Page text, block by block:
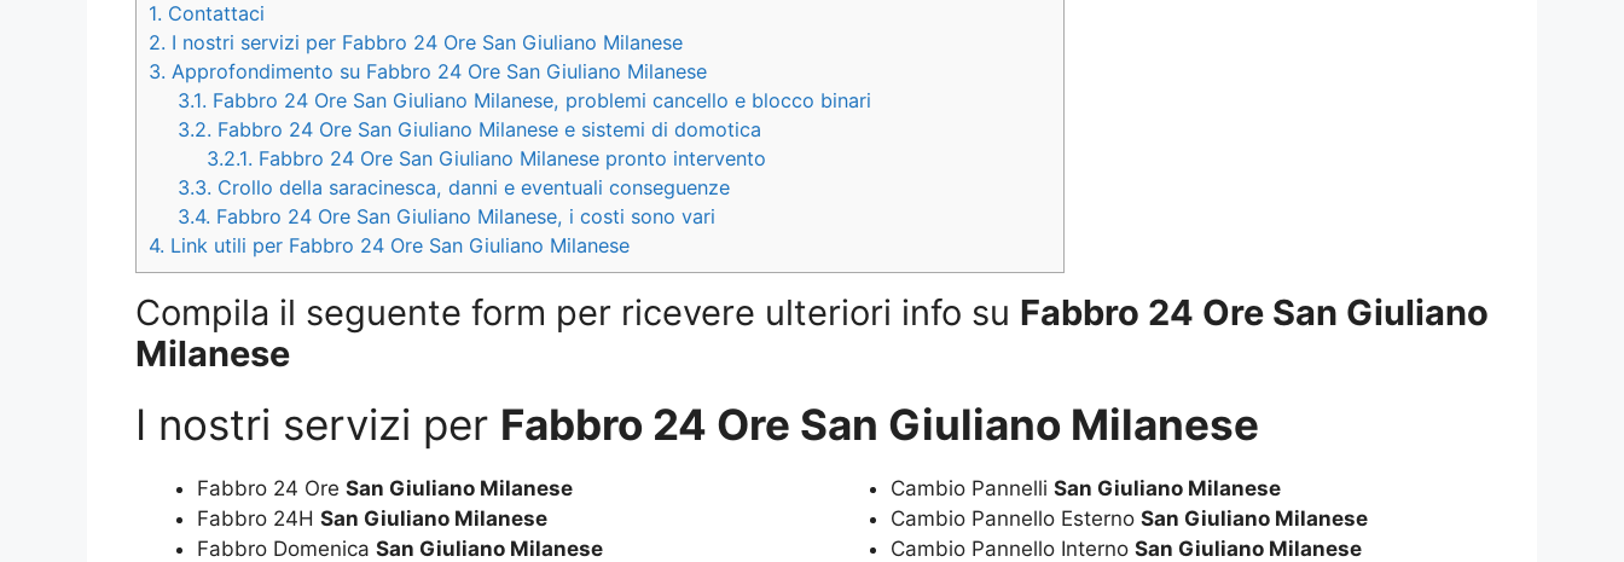
1. Contattaci
2. I nostri servizi per Fabbro 24 Ore San Giuliano Milanese
3. Approfondimento su Fabbro 24 Ore San Giuliano Milanese
3.1. Fabbro 24 Ore San Giuliano Milanese, problemi cancello e blocco binari
3.2. Fabbro 24 Ore San Giuliano Milanese e sistemi di domotica
3.2.1. Fabbro 24 Ore San Giuliano Milanese pronto intervento
3.3. Crollo della saracinesca, danni e eventuali conseguenze
3.4. Fabbro 24 Ore San Giuliano Milanese, i costi sono vari
4. Link utili per Fabbro 24 Ore San Giuliano Milanese
Compila il seguente form per ricevere ulteriori info su Fabbro 24 Ore San Giuliano
Milanese
I nostri servizi per Fabbro 24 Ore San Giuliano Milanese
Fabbro 24 Ore San Giuliano Milanese
Fabbro 24H San Giuliano Milanese
Fabbro Domenica San Giuliano Milanese
Cambio PannelliSan Giuliano Milanese
Cambio Pannello EsternoSan Giuliano Milanese
Cambio Pannello InternoSan Giuliano Milanese